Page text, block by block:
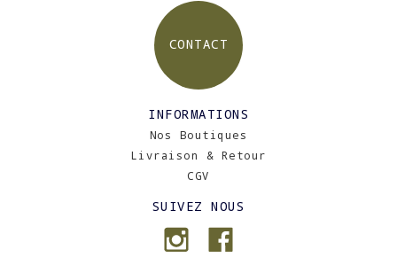
CONTACT
INFORMATIONS
Nos Boutiques
Livraison & Retour
CGV
SUIVEZ NOUS